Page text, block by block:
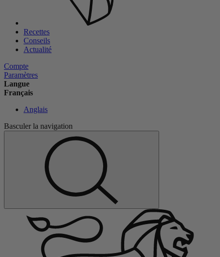
Recettes
Conseils
Actualité
Compte
Paramètres
Langue
Français
Anglais
Basculer la navigation